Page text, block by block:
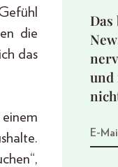
die
das
und